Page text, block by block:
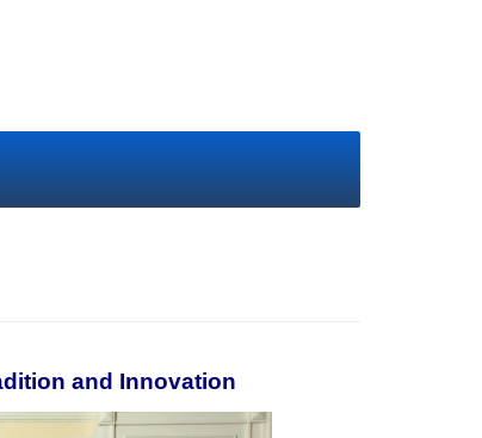
and Innovation